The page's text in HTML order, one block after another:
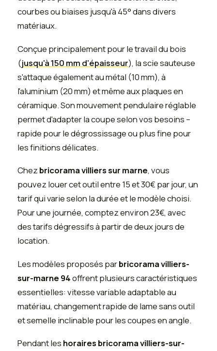
courbes ou biaises jusqu'à 45° dans divers
matériaux.
Conçue principalement pour le travail du bois
(jusqu'à 150 mm d'épaisseur), la scie sauteuse
s'attaque également au métal (10 mm), à
l'aluminium (20 mm) et même aux plaques en
céramique. Son mouvement pendulaire réglable
permet d'adapter la coupe selon vos besoins –
rapide pour le dégrossissage ou plus fine pour
les finitions délicates.
Chez bricorama villiers sur marne, vous
pouvez louer cet outil entre 15 et 30€ par jour, un
tarif qui varie selon la durée et le modèle choisi.
Pour une journée, comptez environ 23€, avec
des tarifs dégressifs à partir de deux jours de
location.
Les modèles proposés parbricorama villiers-
sur-marne 94offrent plusieurs caractéristiques
essentielles: vitesse variable adaptable au
matériau, changement rapide de lame sans outil
et semelle inclinable pour les coupes en angle.
Pendant les horaires bricorama villiers-sur-